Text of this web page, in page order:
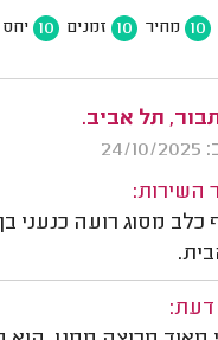
10 מחיר 10 זמנים 10 יחס
תל אביב.
השירות:
כלב מסוג רועה כנעני
דעת: